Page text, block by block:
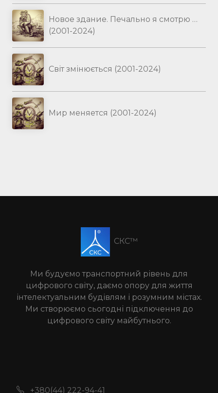
Новое здание. Печально я смотрю …
(2001-2024)
Світ змінюється (2001-2024)
Мир меняется (2001-2024)
СКС™
Ми будуємо транспортний рівень для
цифрового світу, даємо опору для життя
інтелектуальним будівлям і розумним містах.
Ми створюємо сьогодні підключення до
цифрового світу майбутнього.
+380(44) 222-94-41